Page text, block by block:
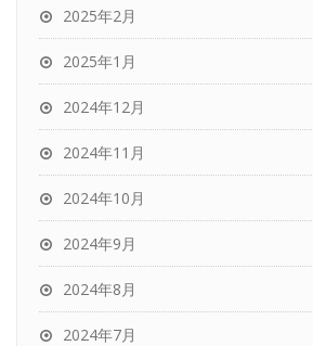
2025年2月
2025年1月
2024年12月
2024年11月
2024年10月
2024年9月
2024年8月
2024年7月